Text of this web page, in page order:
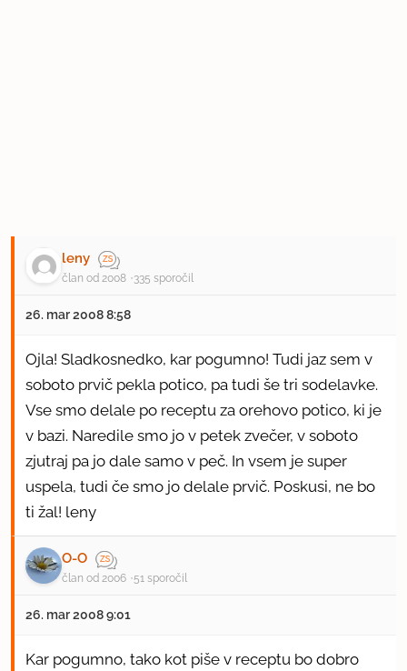
leny
član od 2008 335 sporočil
26. mar 2008 8:58
Ojla! Sladkosnedko, kar pogumno! Tudi jaz sem v
soboto prvič pekla potico, pa tudi še tri sodelavke.
Vse smo delale po receptu za orehovo potico, ki je
v bazi. Naredile smo jo v petek zvečer, v soboto
zjutraj pa jo dale samo v peč. In vsem je super
uspela, tudi če smo jo delale prvič. Poskusi, ne bo
ti žal! leny
O-O
član od 2006 51 sporočil
26. mar 2008 9:01
Kar pogumno, tako kot piše v receptu bo dobro